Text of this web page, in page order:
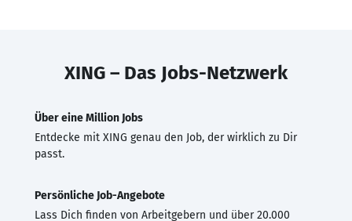
XING – Das Jobs-Netzwerk
Über eine Million Jobs
Entdecke mit XING genau den Job, der wirklich zu Dir
passt.
Persönliche Job-Angebote
Lass Dich finden von Arbeitgebern und über 20.000